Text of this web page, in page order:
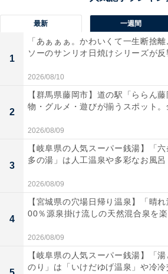
最新 一週間
1
「あぁぁぁ。かわいくて一生断捨
ソーのサンリオ日焼けシリーズが反
2026/08/10
2
【群馬県藤岡市】道の駅「ららん
物・グルメ・遊びが揃うスポット。
2026/08/09
3
【岐阜県の人気スーパー銭湯】「
多の湯」は人工温泉や多彩なお風呂
2026/08/09
4
【宮城県の穴場日帰り温泉】「晴
00％源泉掛け流しの天然混合泉を楽
2026/08/09
【岐阜県の人気スーパー銭湯】「
のり」は「いけだゆげ温泉」や冷冷